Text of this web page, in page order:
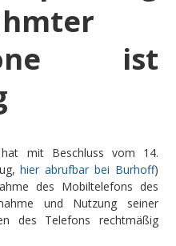
ist
hat mit Beschluss vom 14.
hier abrufbar bei Burhoff)
des Mobiltelefons des
und Nutzung seiner
des Telefons rechtmäßig